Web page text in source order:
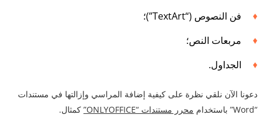
فن النصوص (“TextArt”)؛
مربعات النص؛
الجداول.
دعونا الآن نلقي نظرة على كيفية إضافة المراسي وإزالتها في مستندات
“Word” باستخدام
محرر مستندات “ONLYOFFICE” كمثال.